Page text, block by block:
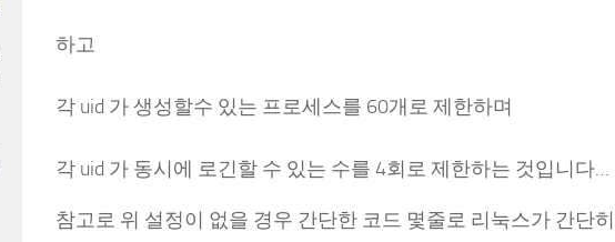
하고
각 uid 가 생성할수 있는 프로세스를 60개로 제한하며
각 uid 가 동시에 로긴할 수 있는 수를 4회로 제한하는 것입니다…
참고로 위 설정이 없을 경우 간단한 코드 몇줄로 리눅스가 간단